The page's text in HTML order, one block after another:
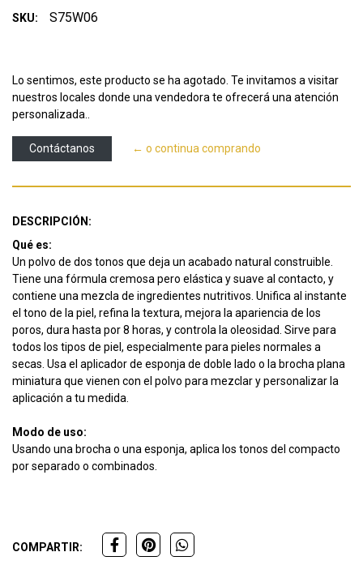
SKU: S75W06
Lo sentimos, este producto se ha agotado. Te invitamos a visitar
nuestros locales donde una vendedora te ofrecerá una atención
personalizada..
Contáctanos ← o continua comprando
DESCRIPCIÓN:
Qué es:
Un polvo de dos tonos que deja un acabado natural construible.
Tiene una fórmula cremosa pero elástica y suave al contacto, y
contiene una mezcla de ingredientes nutritivos. Unifica al instante
el tono de la piel, refina la textura, mejora la apariencia de los
poros, dura hasta por 8 horas, y controla la oleosidad. Sirve para
todos los tipos de piel, especialmente para pieles normales a
secas. Usa el aplicador de esponja de doble lado o la brocha plana
miniatura que vienen con el polvo para mezclar y personalizar la
aplicación a tu medida.
Modo de uso:
Usando una brocha o una esponja, aplica los tonos del compacto
por separado o combinados.
COMPARTIR: